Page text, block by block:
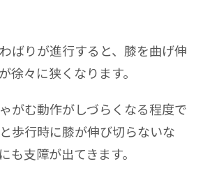
ばりが進行すると、膝を曲げ伸
徐々に狭くなります。
がむ動作がしづらくなる程度で
歩行時に膝が伸び切らないな
も支障が出てきます。